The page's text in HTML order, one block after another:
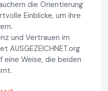
die Orientierung
Einblicke, um ihre
und Vertrauen im
AUSGEZEICHNET.org
eine Weise, die beiden